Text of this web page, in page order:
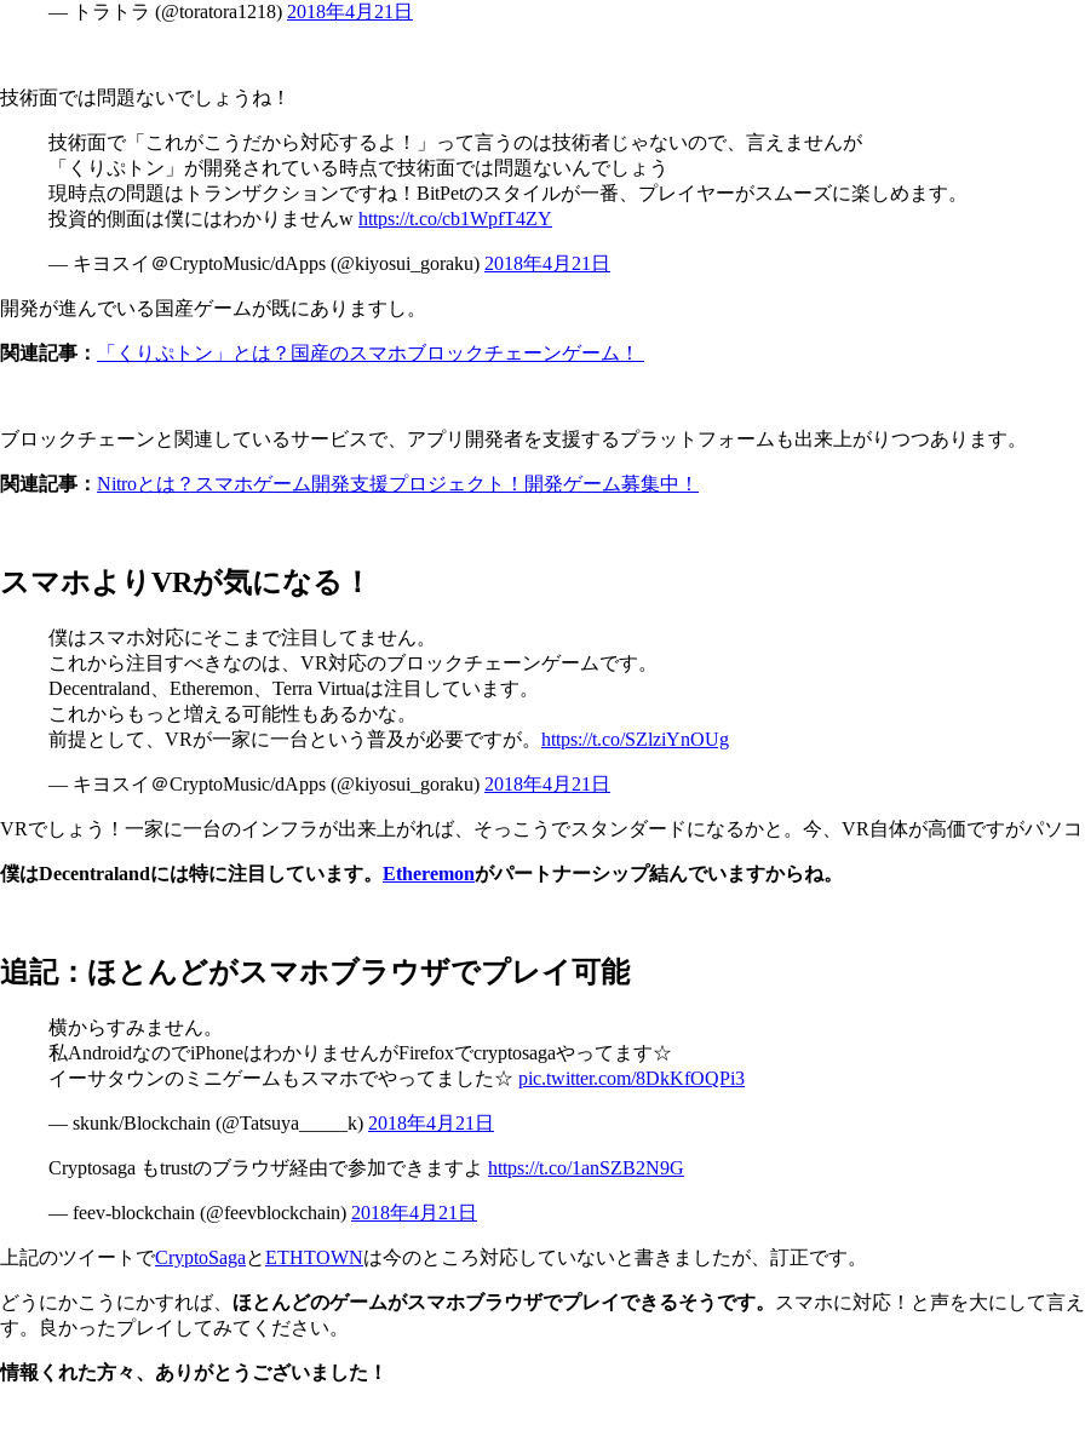
— トラトラ (@toratora1218) 2018年4月21日
技術面では問題ないでしょうね！
技術面で「これがこうだから対応するよ！」って言うのは技術者じゃないので、言えませんが
「くりぷトン」が開発されている時点で技術面では問題ないんでしょう
現時点の問題はトランザクションですね！BitPetのスタイルが一番、プレイヤーがスムーズに楽しめます。
投資的側面は僕にはわかりませんw https://t.co/cb1WpfT4ZY
— キヨスイ＠CryptoMusic/dApps (@kiyosui_goraku) 2018年4月21日
開発が進んでいる国産ゲームが既にありますし。
関連記事： 「くりぷトン」とは？国産のスマホブロックチェーンゲーム！
ブロックチェーンと関連しているサービスで、アプリ開発者を支援するプラットフォームも出来上がりつつあります。
関連記事： Nitroとは？スマホゲーム開発支援プロジェクト！開発ゲーム募集中！
スマホよりVRが気になる！
僕はスマホ対応にそこまで注目してません。
これから注目すべきなのは、VR対応のブロックチェーンゲームです。
Decentraland、Etheremon、Terra Virtuaは注目しています。
これからもっと増える可能性もあるかな。
前提として、VRが一家に一台という普及が必要ですが。 https://t.co/SZlziYnOUg
— キヨスイ＠CryptoMusic/dApps (@kiyosui_goraku) 2018年4月21日
VRでしょう！一家に一台のインフラが出来上がれば、そっこうでスタンダードになるかと。今、VR自体が高価ですがパソ
僕はDecentralandには特に注目しています。 Etheremonがパートナーシップ結んでいますからね。
追記：ほとんどがスマホブラウザでプレイ可能
横からすみません。
私AndroidなのでiPhoneはわかりませんがFirefoxでcryptosagaやってます☆
イーサタウンのミニゲームもスマホでやってました☆ pic.twitter.com/8DkKfOQPi3
— skunk/Blockchain (@Tatsuya_____k) 2018年4月21日
Cryptosaga もtrustのブラウザ経由で参加できますよ https://t.co/1anSZB2N9G
— feev-blockchain (@feevblockchain) 2018年4月21日
上記のツイートでCryptoSagaとETHTOWNは今のところ対応していないと書きましたが、訂正です。
どうにかこうにかすれば、 ほとんどのゲームがスマホブラウザでプレイできるそうです。
スマホに対応！と声を大にして言
す。良かったプレイしてみてください。
情報くれた方々、ありがとうございました！